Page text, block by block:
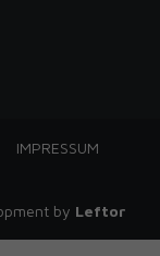
IMPRESSUM
by Leftor